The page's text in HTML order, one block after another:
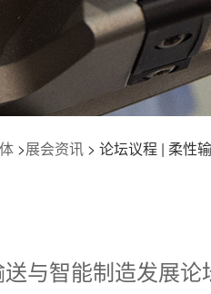
>展会资讯> 论坛议程 | 柔性
与智能制造发展论